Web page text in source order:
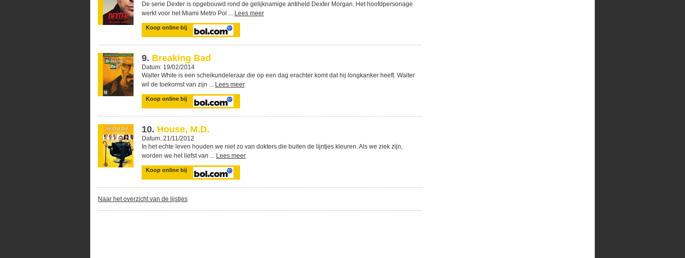
De serie Dexter is opgebouwd rond de gelijknamige antiheld Dexter Morgan. Het hoofdpersonage
werkt voor het Miami Metro Pol ... Lees meer
Koop online bij
9. Breaking Bad
Datum: 19/02/2014
Walter White is een scheikundeleraar die op een dag erachter komt dat hij longkanker heeft. Walter
wil de toekomst van zijn ... Lees meer
Koop online bij
10. House, M.D.
Datum: 21/11/2012
In het echte leven houden we niet zo van dokters die buiten de lijntjes kleuren. Als we ziek zijn,
worden we het liefst van ... Lees meer
Koop online bij
Naar het overzicht van de lijstjes